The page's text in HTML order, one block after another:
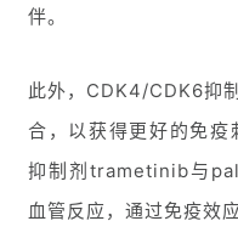
伴。
此外，CDK4/CDK6抑
合，以获得更好的免
抑制剂trametinib与
血管反应，通过免疫效